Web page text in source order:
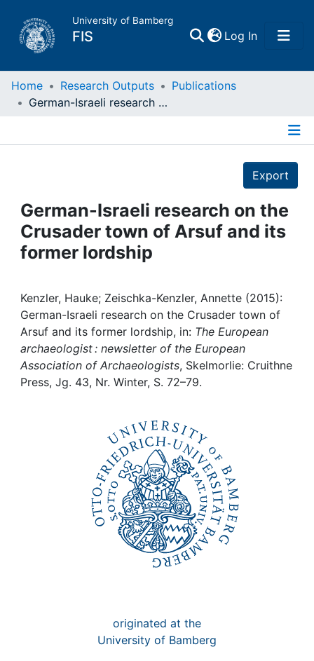
University of Bamberg
FIS Log In(current)
Home
Projects
People
Awards
My FIS
Help
Home Research Outputs
Publications
German-Israeli research on the Crusader town of Arsuf and its former lordship
Export
German-Israeli research on the
Crusader town of Arsuf and its
former lordship
Kenzler, Hauke; Zeischka-Kenzler, Annette (2015):
German-Israeli research on the Crusader town of
Arsuf and its former lordship, in: The European
archaeologist : newsletter of the European
Association of Archaeologists, Skelmorlie: Cruithne
Press, Jg. 43, Nr. Winter, S. 72–79.
originated at the
University of Bamberg